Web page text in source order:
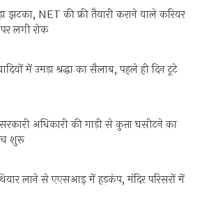
झटका, NET की फ्री तैयारी कराने वाले करियर
लगी रोक
में उमड़ा श्रद्धा का सैलाब, पहले ही दिन टूटे
अधिकारी की गाड़ी से कुत्ता घसीटने का
शुरू
लाने से एएसआइ में हड़कंप, मंदिर परिसरों में